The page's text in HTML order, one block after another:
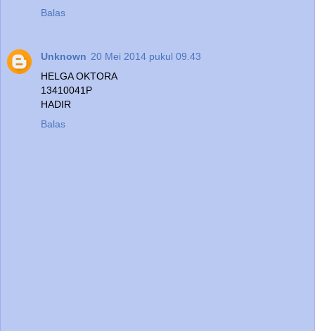
Balas
Unknown 20 Mei 2014 pukul 09.43
HELGA OKTORA
13410041P
HADIR
Balas